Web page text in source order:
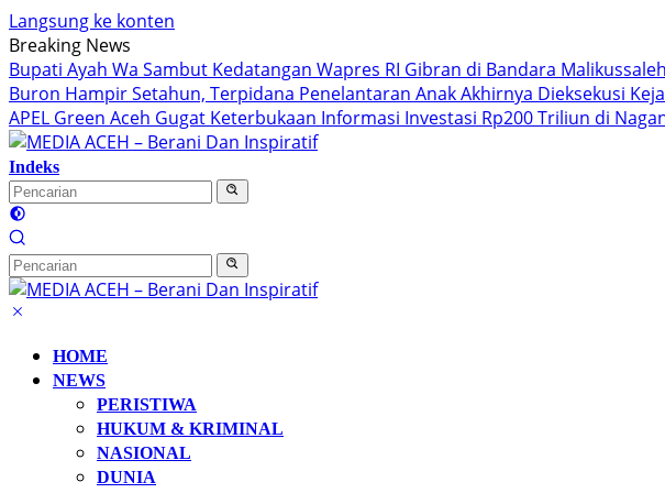
Langsung ke konten
Breaking News
Bupati Ayah Wa Sambut Kedatangan Wapres RI Gibran di Bandara Malikussaleh
Buron Hampir Setahun, Terpidana Penelantaran Anak Akhirnya Dieksekusi
APEL Green Aceh Gugat Keterbukaan Informasi Investasi Rp200 Triliun di
Indeks
HOME
NEWS
PERISTIWA
HUKUM & KRIMINAL
NASIONAL
DUNIA